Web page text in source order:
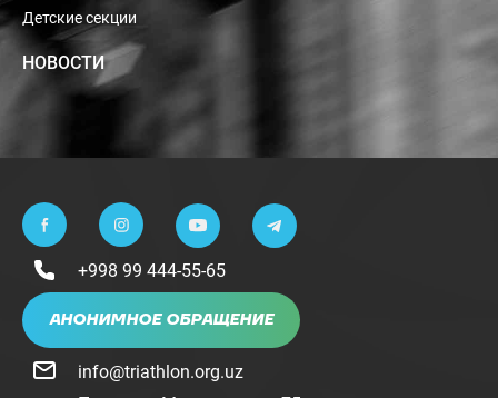
Детские секции
НОВОСТИ
+998 99 444-55-65
АНОНИМНОЕ ОБРАЩЕНИЕ
info@triathlon.org.uz